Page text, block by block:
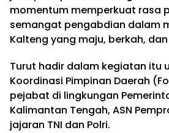
momentum memperkuat rasa
semangat pengabdian dalam
Kalteng yang maju, berkah,
Turut hadir dalam kegiatan itu
Koordinasi Pimpinan Daerah
pejabat di lingkungan
Kalimantan Tengah, ASN
jajaran TNI dan Polri.